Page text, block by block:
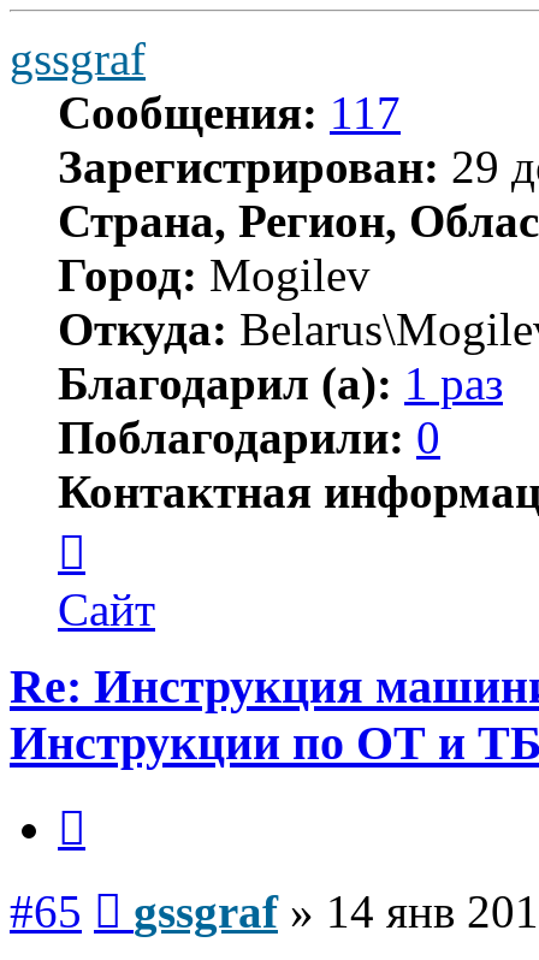
gssgraf
Сообщения: 117
Зарегистрирован: 29
Страна, Регион,
Город: Mogilev
Откуда:
Благодарил (а): 1 раз
Поблагодарили: 0
Контактная
пользователя
gssgraf
Сайт
Re: Инструкция
Инструкции по ОТ и
#65 gssgraf» 14 янв